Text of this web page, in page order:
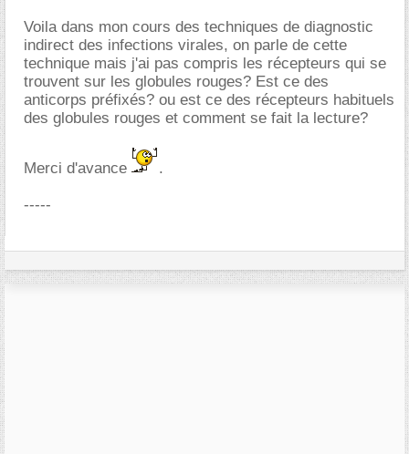
Voila dans mon cours des techniques de diagnostic
indirect des infections virales, on parle de cette
technique mais j'ai pas compris les récepteurs qui se
trouvent sur les globules rouges? Est ce des
anticorps préfixés? ou est ce des récepteurs habituels
des globules rouges et comment se fait la lecture?
Merci d'avance .
-----